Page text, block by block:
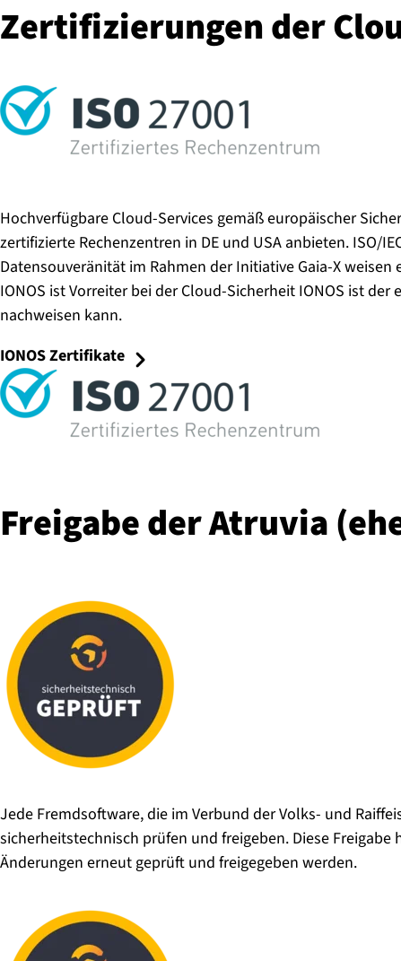
Zer­ti­fi­zie­run­gen der
Hochverfügbare Cloud-Services gemäß europäischer
zertifizierte Rechenzentren in DE und USA anbieten. ISO/
Datensouveränität im Rahmen der Initiative Gaia-X
IONOS ist Vorreiter bei der Cloud-Sicherheit IONOS ist
nachweisen kann.
IONOS Zertifikate
Freigabe der Atruvia
Jede Fremdsoftware, die im Verbund der Volks- und
sicherheitstechnisch prüfen und freigeben. Diese
Änderungen erneut geprüft und freigegeben werden.